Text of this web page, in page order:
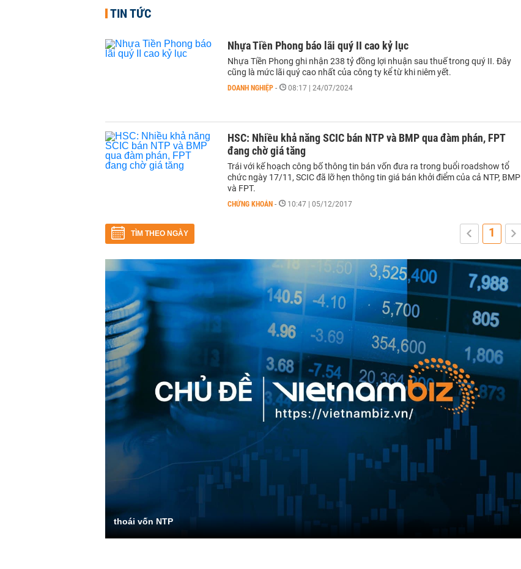
TIN TỨC
Nhựa Tiền Phong báo lãi quý II cao kỷ lục
Nhựa Tiền Phong ghi nhận 238 tỷ đồng lợi nhuận sau thuế trong quý II. Đây
cũng là mức lãi quý cao nhất của công ty kể từ khi niêm yết.
DOANH NGHIỆP - 08:17 | 24/07/2024
HSC: Nhiều khả năng SCIC bán NTP và BMP qua đàm phán, FPT
đang chờ giá tăng
Trái với kế hoạch công bố thông tin bán vốn đưa ra trong buổi roadshow tổ
chức ngày 17/11, SCIC đã lỡ hẹn thông tin giá bán khởi điểm của cả NTP, BMP
và FPT.
CHỨNG KHOÁN - 10:47 | 05/12/2017
TÌM THEO NGÀY 1
thoái vốn NTP